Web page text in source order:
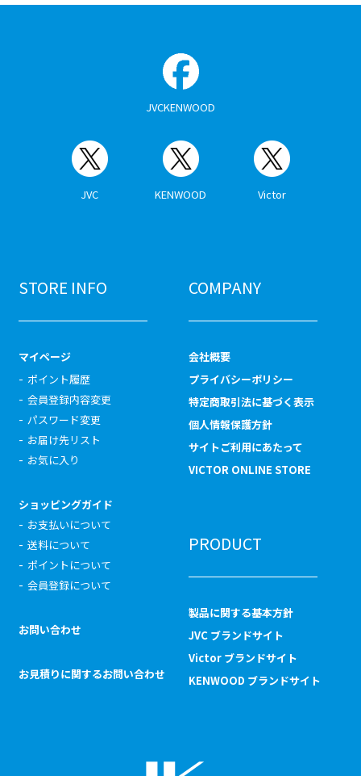
JVCKENWOOD
JVC KENWOOD Victor
STORE INFO
マイページ
ポイント履歴
会員登録内容変更
パスワード変更
お届け先リスト
お気に入り
ショッピングガイド
お支払いについて
送料について
ポイントについて
会員登録について
お問い合わせ
お見積りに関するお問い合わせ
COMPANY
会社概要
プライバシーポリシー
特定商取引法に基づく表示
個人情報保護方針
サイトご利用にあたって
VICTOR ONLINE STORE
PRODUCT
製品に関する基本方針
JVC ブランドサイト
Victor ブランドサイト
KENWOOD ブランドサイト